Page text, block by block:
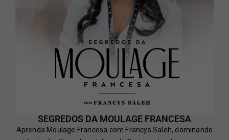
SEGREDOS DA MOULAGE FRANCESA
Aprenda Moulage Francesa com Francys Saleh, dominando